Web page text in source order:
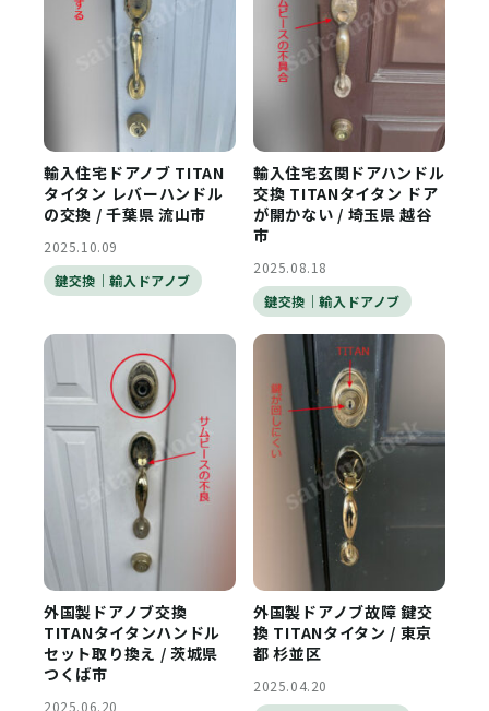
輸入住宅ドアノブ TITAN
タイタン レバーハンドル
の交換 / 千葉県 流山市
2025.10.09
鍵交換｜輸入ドアノブ
輸入住宅玄関ドアハンドル
交換 TITANタイタン ドア
が開かない / 埼玉県 越谷
市
2025.08.18
鍵交換｜輸入ドアノブ
外国製ドアノブ交換
TITANタイタンハンドル
セット取り換え / 茨城県
つくば市
2025.06.20
外国製ドアノブ故障 鍵交
換 TITANタイタン / 東京
都 杉並区
2025.04.20